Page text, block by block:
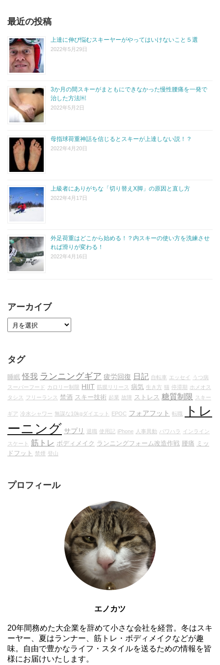
最近の投稿
上達に伸び悩むスキーヤーがやってはいけないこと５選
2022年5月29日
3か月の間スキーがまともにできなかった慢性腰痛を一発で
治した方法￼
2022年5月2日
母指球荷重神話を信じるとスキーが上達しない説！？
2022年4月20日
上級者にありがちな「切り替えX脚」の原因と直し方
2022年4月17日
外足荷重はどこから始める！？内スキーの使い方を洗練させ
れば滑りが変わる！
2022年4月16日
アーカイブ
タグ
睡眠 怪我 ランニングギア 疲労回復 日記 自転車 エッセイ
うつ病
スーパーフード
カロリー制限 HIIT 筋膜リリース 病気 生き方 猫 停滞期 ホメオス
タシス フリーランス 禁酒 スキー技術 起業 故障 ストレス 糖質制限 スキー
ギア 冷水シャワー 無謀な10kgダイエット EPOC フォアフット 転職
トレ
ーニング サプリ 退職 使用記 iPhone 人事異動 パワハラ インライン
スケート 筋トレ ボディメイク ランニングフォーム改造作戦 腰痛 ミッ
ドフット 禁煙 登山
プロフィール
エノカツ
20年間務めた大企業を辞めて小さな会社を経営。冬はスキ
ーヤー、夏はランナー、筋トレ・ボディメイクなどが趣
味。自由で豊かなライフ・スタイルを送るための情報を皆
様にお届けいたします。